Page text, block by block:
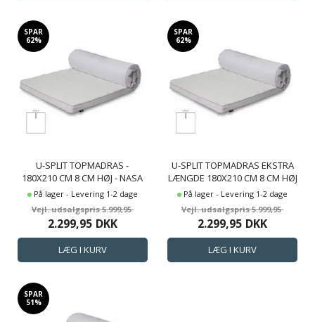
SPAR
62%
U-SPLIT TOPMADRAS -
180X210 CM 8 CM HØJ - NASA
MEMORY SKUM - BORG LIVING
På lager - Levering 1-2 dage
5.999,95
2.299,95 DKK
SPAR
62%
U-SPLIT TOPMADRAS EKSTRA
LÆNGDE 180X210 CM 8 CM HØJ
- NASA MEMORYSKUM -
BORG LIVING
TRYKAFLASTENDE MADRAS
På lager - Levering 1-2 dage
5.999,95
2.299,95 DKK
SPAR
51%